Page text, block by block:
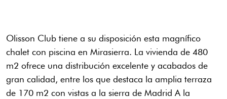
Olisson Club tiene a su disposición esta magnífico
chalet con piscina en Mirasierra. La vivienda de 480
m2 ofrece una distribución excelente y acabados de
gran calidad, entre los que destaca la amplia terraza
de 170 m2 con vistas a la sierra de Madrid A la